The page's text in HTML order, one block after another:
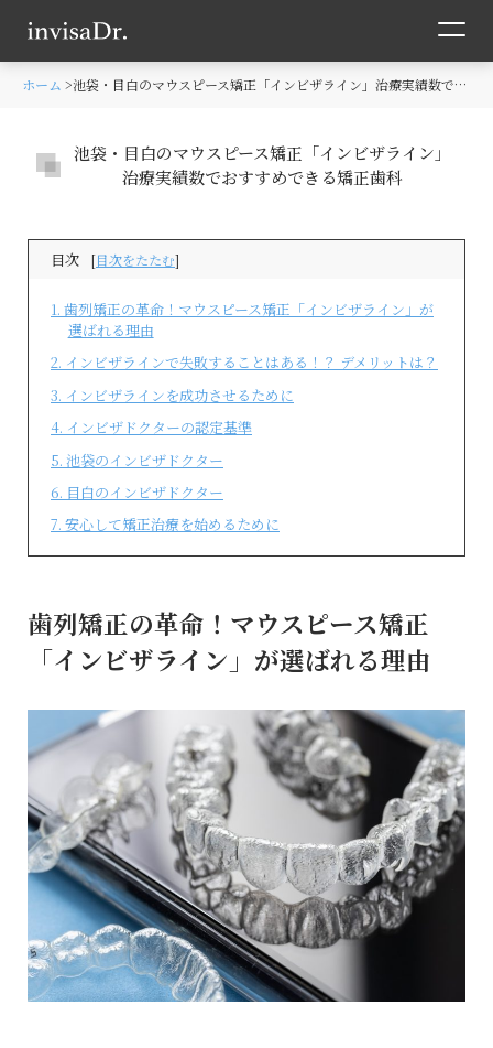
ホーム 池袋・目白のマウスピース矯正「インビザライン」治療実績数でおすすめできる矯正歯科
池袋・目白のマウスピース矯正「インビザライン」
治療実績数でおすすめできる矯正歯科
目次 [目次をたたむ]
1 歯列矯正の革命！マウスピース矯正「インビザライン」が
選ばれる理由
2 インビザラインで失敗することはある！？ デメリットは？
3 インビザラインを成功させるために
4 インビザドクターの認定基準
5 池袋のインビザドクター
6 目白のインビザドクター
7 安心して矯正治療を始めるために
歯列矯正の革命！マウスピース矯正
「インビザライン」が選ばれる理由